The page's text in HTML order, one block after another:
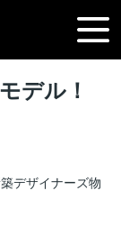
デル！
デザイナーズ物